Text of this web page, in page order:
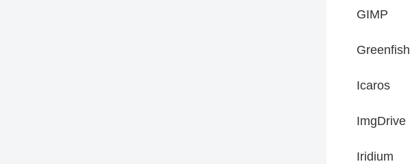
GIMP
Icaros
ImgDrive
Iridium